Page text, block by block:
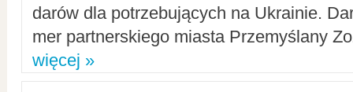
darów dla potrzebujących na Ukrainie.
mer partnerskiego miasta Przemyślany
więcej »